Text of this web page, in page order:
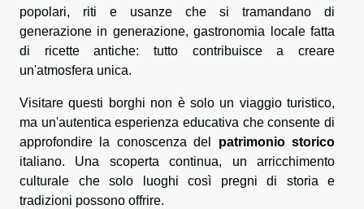
popolari, riti e usanze che si tramandano di
generazione in generazione, gastronomia locale fatta
di ricette antiche: tutto contribuisce a creare
un'atmosfera unica.
Visitare questi borghi non è solo un viaggio turistico,
ma un'autentica esperienza educativa che consente di
approfondire la conoscenza del patrimonio storico
italiano. Una scoperta continua, un arricchimento
culturale che solo luoghi così pregni di storia e
tradizioni possono offrire.